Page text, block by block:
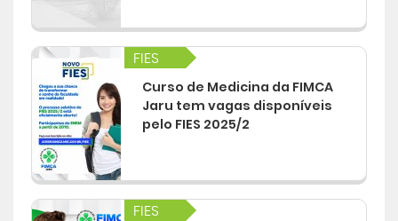
Bolsas e Benefícios
FIES
Curso de Medicina da FIMCA
Jaru tem vagas disponíveis
pelo FIES 2025/2
FIES